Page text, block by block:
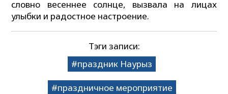
словно весеннее солнце, вызвала на лицах
улыбки и радостное настроение.
Тэги записи:
праздник Наурыз
праздничное мероприятие